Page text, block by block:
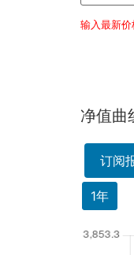
输入最新
净值曲
订阅
1年